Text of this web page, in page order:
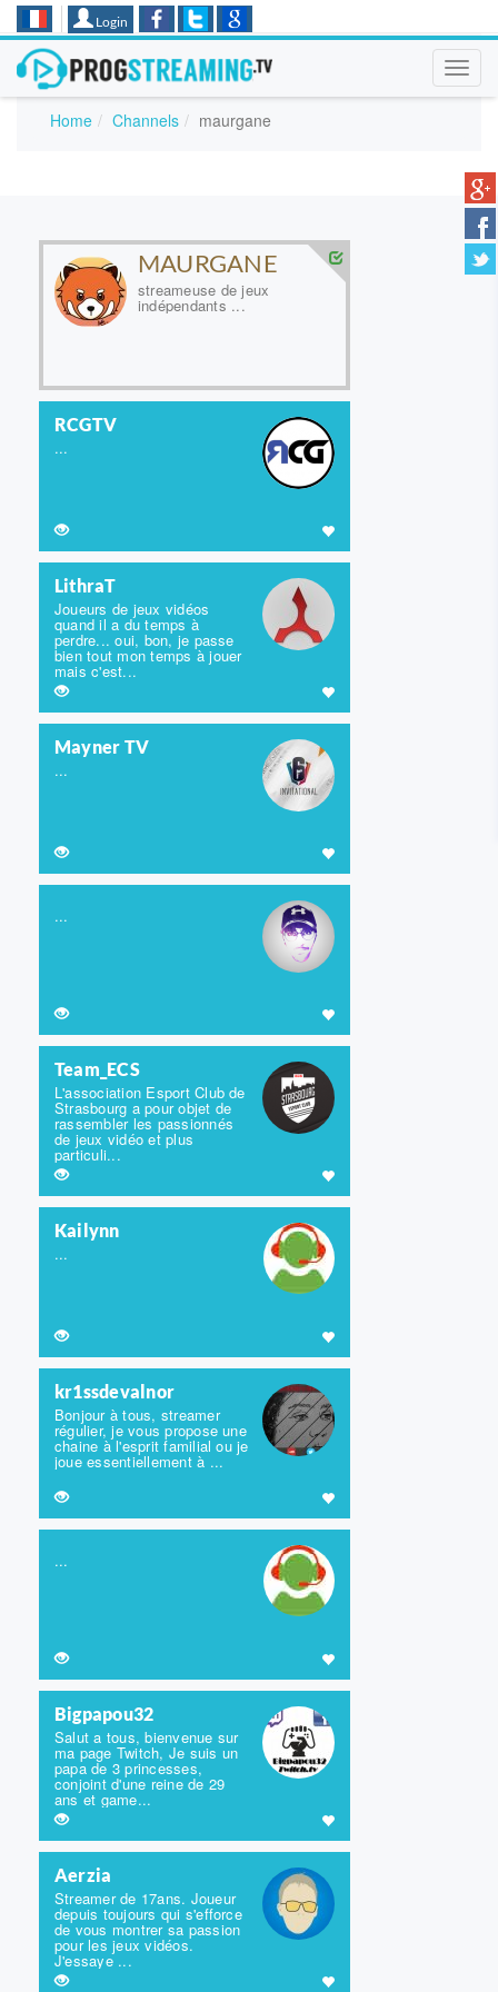
Login
Home Channels maurgane
MAURGANE
streameuse de jeux
indépendants ...
RCGTV
...
LithraT
Joueurs de jeux vidéos
quand il a du temps à
perdre... oui, bon, je passe
bien tout mon temps à jouer
mais c'est...
Mayner TV
...
...
Team_ECS
L'association Esport Club de
Strasbourg a pour objet de
rassembler les passionnés
de jeux vidéo et plus
particuli...
Kailynn
...
kr1ssdevalnor
Bonjour à tous, streamer
régulier, je vous propose une
chaine à l'esprit familial ou je
joue essentiellement à ...
...
Bigpapou32
Salut a tous, bienvenue sur
ma page Twitch, Je suis un
papa de 3 princesses,
conjoint d'une reine de 29
ans et game...
Aerzia
Streamer de 17ans. Joueur
depuis toujours qui s'efforce
de vous montrer sa passion
pour les jeux vidéos.
J'essaye ...